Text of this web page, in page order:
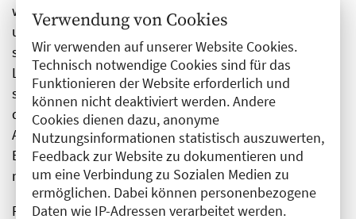
Verwendung von Cookies
Wir verwenden auf unserer Website Cookies.
Technisch notwendige Cookies sind für das
Funktionieren der Website erforderlich und
können nicht deaktiviert werden. Andere
Cookies dienen dazu, anonyme
Nutzungsinformationen statistisch auszuwerten,
Feedback zur Website zu dokumentieren und
um eine Verbindung zu Sozialen Medien zu
ermöglichen. Dabei können personenbezogene
Daten wie IP-Adressen verarbeitet werden.
wichtig es ist, dass ärztliche Tätigkeiten technisch
unterstützt werden. In seinem Fachbereich sorgen sie
schon lange dafür, dass der steigende Bedarf an
Labordaten auch bedient werden kann. Entscheidend
sei dabei aber, dass Ärzt:innen auch in der Lage sind,
die Qualität der Ergebnisse zu beurteilen. Digitale
Anwendungen und KI dürften nicht über
Behandlungen entscheiden, der Kern des Arztberufes
müsse erhalten bleiben.
PD Dr. med. Peter Bobbert, der Präsident der